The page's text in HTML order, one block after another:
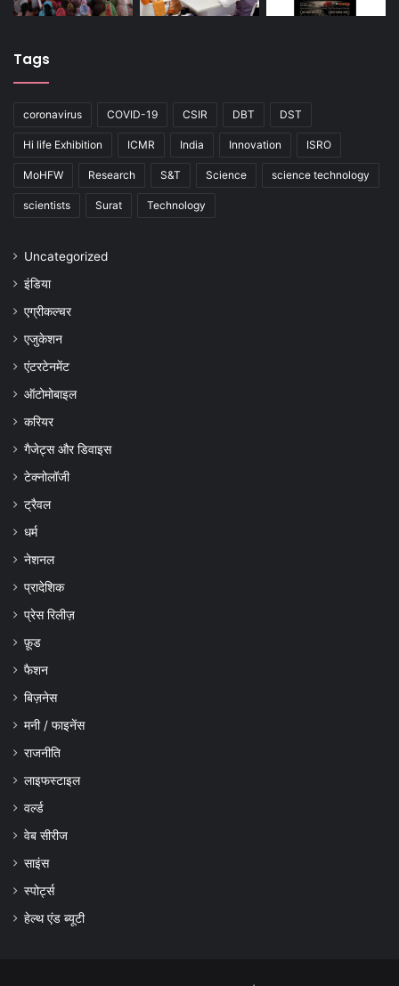
Tags
coronavirus COVID-19 CSIR DBT DST
Hi life Exhibition ICMR India Innovation ISRO
MoHFW Research S&T Science science technology
scientists Surat Technology
Uncategorized
इंडिया
एग्रीकल्चर
एजुकेशन
एंटरटेनमेंट
ऑटोमोबाइल
करियर
गैजेट्स और डिवाइस
टेक्नोलॉजी
ट्रैवल
धर्म
नेशनल
प्रादेशिक
प्रेस रिलीज़
फ़ूड
फैशन
बिज़नेस
मनी / फाइनेंस
राजनीति
लाइफस्टाइल
वर्ल्ड
वेब सीरीज
साइंस
स्पोर्ट्स
हेल्थ एंड ब्यूटी